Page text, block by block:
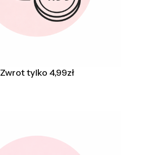
Zwrot tylko 4,99zł